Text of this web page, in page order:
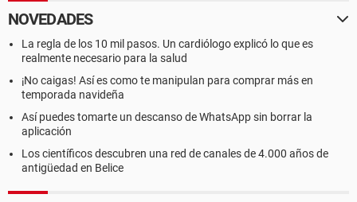
NOVEDADES
La regla de los 10 mil pasos. Un cardiólogo explicó lo que es
realmente necesario para la salud
¡No caigas! Así es como te manipulan para comprar más en
temporada navideña
Así puedes tomarte un descanso de WhatsApp sin borrar la
aplicación
Los científicos descubren una red de canales de 4.000 años de
antigüedad en Belice